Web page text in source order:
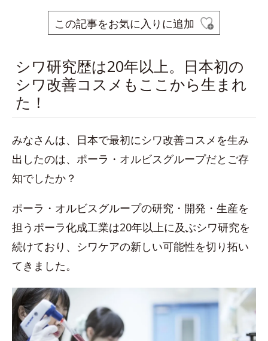
この記事をお気に入りに追加
シワ研究歴は20年以上。日本初の
シワ改善コスメもここから生まれ
た！
みなさんは、日本で最初にシワ改善コスメを生み
出したのは、ポーラ・オルビスグループだとご存
知でしたか？
ポーラ・オルビスグループの研究・開発・生産を
担うポーラ化成工業は20年以上に及ぶシワ研究を
続けており、シワケアの新しい可能性を切り拓い
てきました。